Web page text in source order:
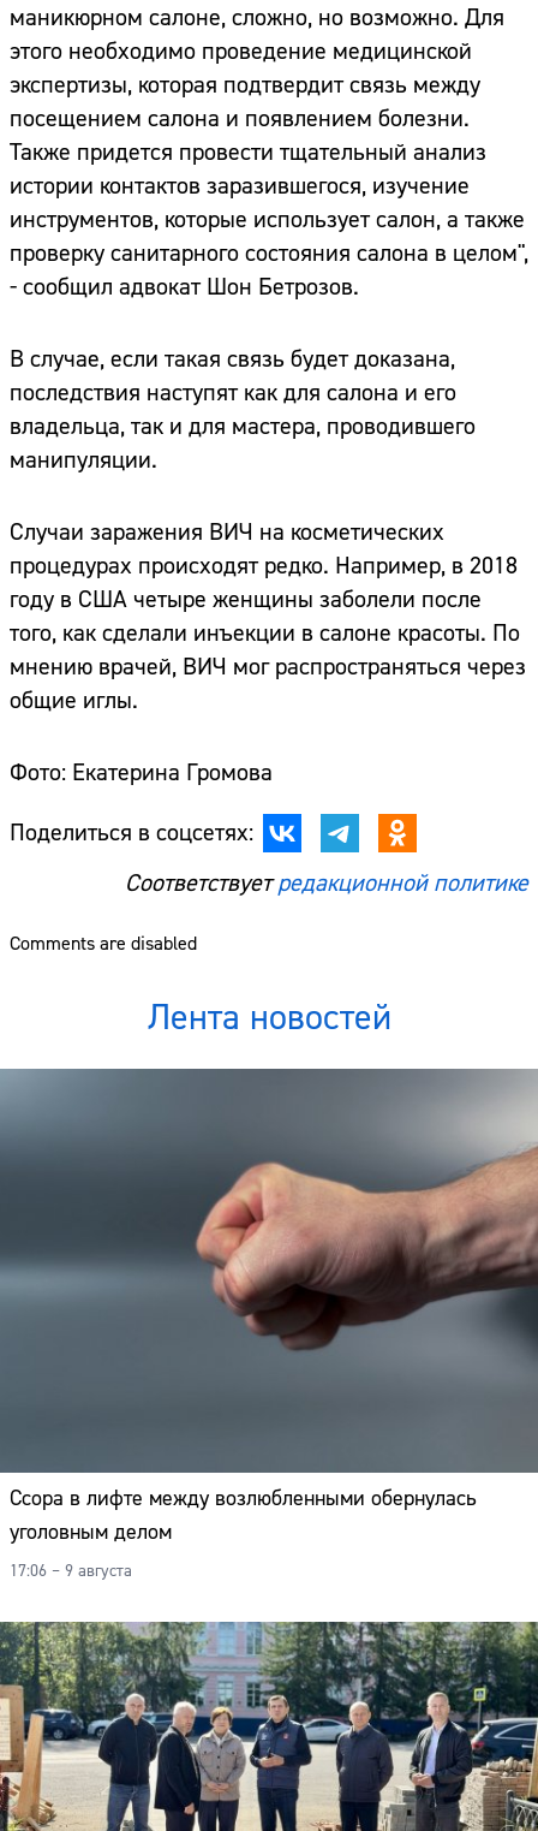
маникюрном салоне, сложно, но возможно. Для
этого необходимо проведение медицинской
экспертизы, которая подтвердит связь между
посещением салона и появлением болезни.
Также придется провести тщательный анализ
истории контактов заразившегося, изучение
инструментов, которые использует салон, а также
проверку санитарного состояния салона в целом",
- сообщил адвокат Шон Бетрозов.
В случае, если такая связь будет доказана,
последствия наступят как для салона и его
владельца, так и для мастера, проводившего
манипуляции.
Случаи заражения ВИЧ на косметических
процедурах происходят редко. Например, в 2018
году в США четыре женщины заболели после
того, как сделали инъекции в салоне красоты. По
мнению врачей, ВИЧ мог распространяться через
общие иглы.
Фото: Екатерина Громова
Поделиться в соцсетях:
Соответствуетредакционной политике
Comments are disabled
Лента новостей
Ссора в лифте между возлюбленными обернулась
уголовным делом
17:06 – 9 августа